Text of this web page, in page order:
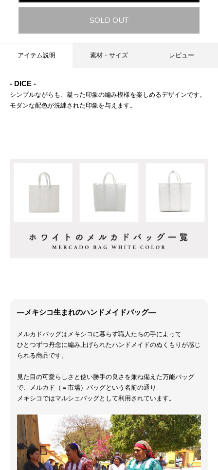
SOLD OUT
アイテム説明 素材・サイズ レビュー
- DICE -
シンプルながらも、凝った印象の編み模様を楽しめるデザインです。
モダンな配色が洗練された印象を与えます。
―メキシコ生まれのハンドメイドバッグ―
メルカドバッグはメキシコに暮らす職人たちの手によって
ひとつずつ丹念に編み上げられたハンドメイドのぬくもりが感じ
られる商品です。
見た目の可愛らしさと使い勝手の良さを兼ね備えた万能バッグ
で、メルカド（＝市場）バッグという名前の通り
メキシコではマルシェバッグとして利用されています。